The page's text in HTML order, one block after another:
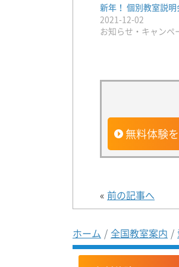
新年！ 個別教室説
2021-12-02
お知らせ・キャンペ
無料体験
« 前の記事へ
ホーム 全国教室案内